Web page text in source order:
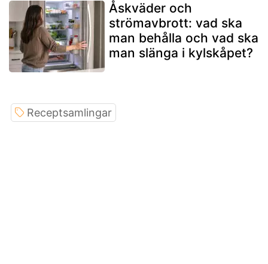
Åskväder och
strömavbrott: vad ska
man behålla och vad ska
man slänga i kylskåpet?
Receptsamlingar